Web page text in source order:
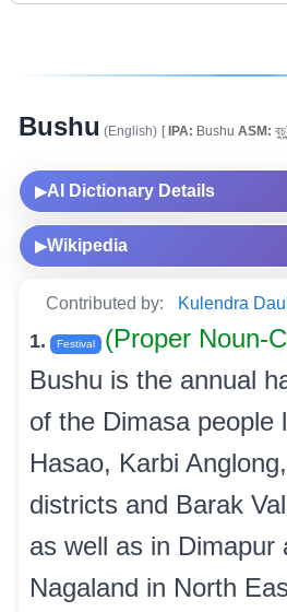
Bushu (English) [IPA: Bushu ASM: বুচু]
▶AI Dictionary Details
▶Wikipedia
Contributed by: Kulendra
1. Festival
(Proper Noun-
Bushu is the annual
of the Dimasa people
Hasao, Karbi
districts and Barak
as well as in Dimapur
Nagaland in North